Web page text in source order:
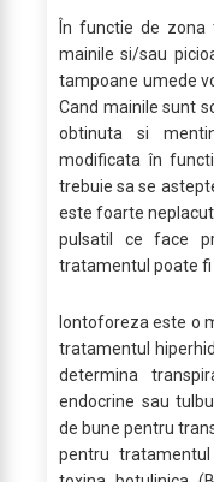
În functie de
mainile si/sau
tampoane umede
Cand mainile sunt
obtinuta si
modificata în
trebuie sa se
este foarte
pulsatil ce face
tratamentul poate fi
Iontoforeza este o
tratamentul
determina
endocrine sau
de bune pentru
pentru